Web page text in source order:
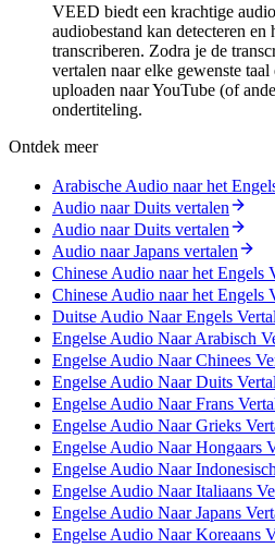
VEED biedt een krachtige
audiobestand kan detecteren
transcriberen. Zodra je de
vertalen naar elke gewenste
uploaden naar YouTube (of
ondertiteling.
Ontdek meer
Arabische Audio naar het
Audio naar Duits vertalen
Audio naar Duits vertalen
Audio naar Japans vertalen
Chinese Audio naar het Engels
Chinese Audio naar het Engels
Duitse Audio Naar Engels
Engelse Audio Naar Arabisch
Engelse Audio Naar Chinees
Engelse Audio Naar Duits
Engelse Audio Naar Frans
Engelse Audio Naar Grieks
Engelse Audio Naar Hongaars
Engelse Audio Naar
Engelse Audio Naar Italiaans
Engelse Audio Naar Japans
Engelse Audio Naar Koreaans